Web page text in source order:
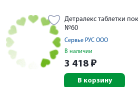
Детралекс таблетки
№60
Сервье РУС ООО
В наличии
3 418 ₽
В корзину